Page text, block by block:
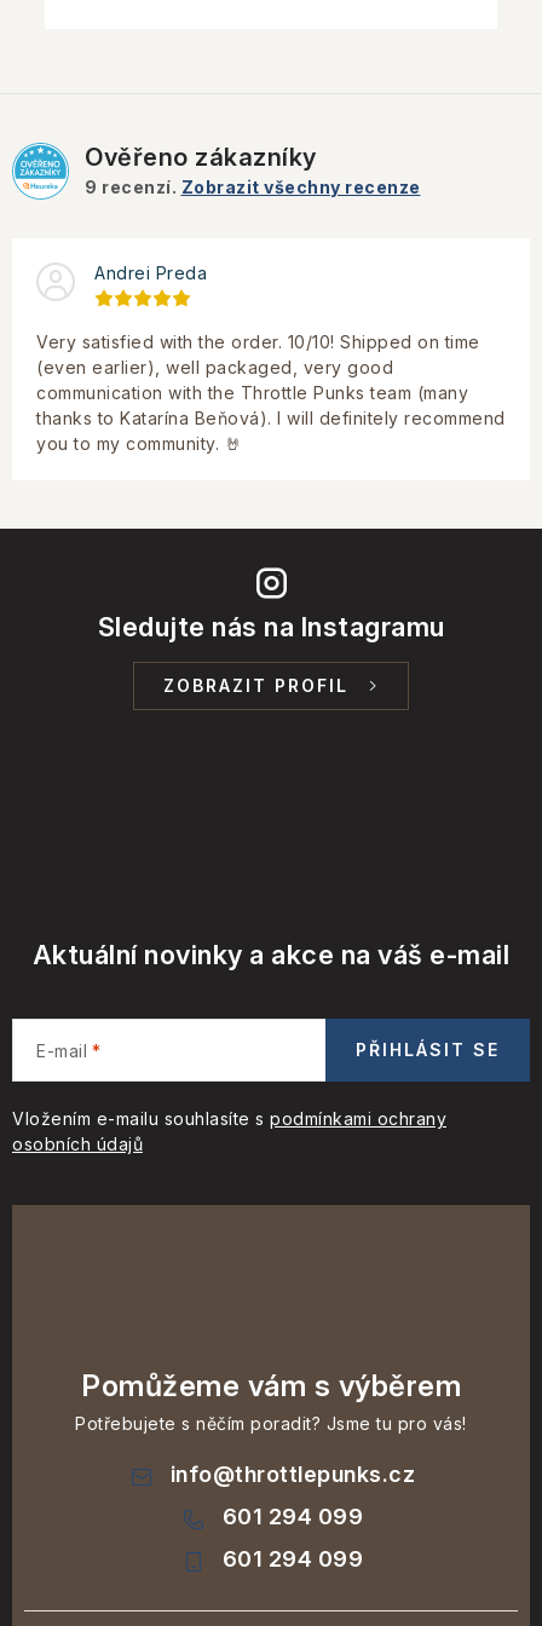
Ověřeno zákazníky
9 recenzí. Zobrazit všechny recenze
Andrei Preda
Very satisfied with the order. 10/10! Shipped on time
(even earlier), well packaged, very good
communication with the Throttle Punks team (many
thanks to Katarína Beňová). I will definitely recommend
you to my community. 🤘
Sledujte nás na Instagramu
ZOBRAZIT PROFIL
Aktuální novinky a akce na váš e-mail
E-mail
Vložením e-mailu souhlasíte s podmínkami ochrany
osobních údajů
PŘIHLÁSIT SE
Pomůžeme vám s výběrem
Potřebujete s něčím poradit? Jsme tu pro vás!
info@throttlepunks.cz
601 294 099
601 294 099